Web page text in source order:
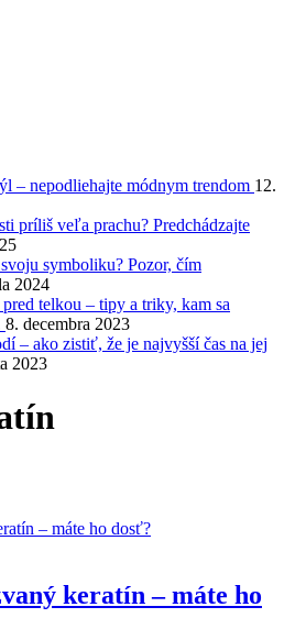
– nepodliehajte módnym trendom 12.
príliš veľa prachu? Predchádzajte
symboliku? Pozor, čím
2024
telkou – tipy a triky, kam sa
8. decembra 2023
– ako zistiť, že je najvyšší čas na jej
2023
keratín – máte ho